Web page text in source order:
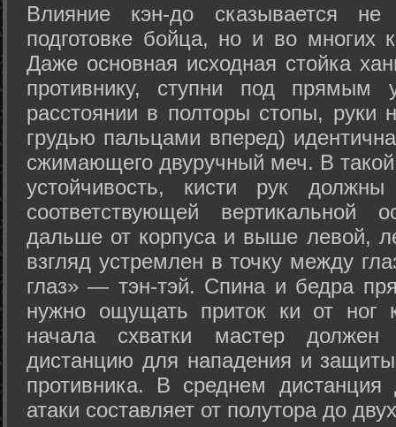
Влияние кэн-до сказывается не
подготовке бойца, но и во многих
Даже основная исходная стойка
противнику, ступни под прямым
расстоянии в полторы стопы, руки
грудью пальцами вперед)
сжимающего двуручный меч. В
устойчивость, кисти рук
соответствующей
дальше от корпуса и выше левой,
взгляд устремлен в точку между
глаз» — тэн-тэй. Спина и бедра
нужно ощущать приток ки от
начала схватки мастер должен
дистанцию для нападения и
противника. В среднем
атаки составляет от полутора до